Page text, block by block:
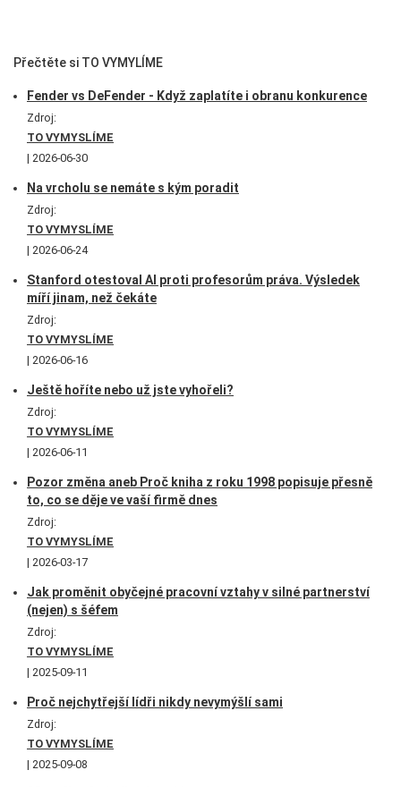
Přečtěte si TO VYMYLÍME
Fender vs DeFender - Když zaplatíte i obranu konkurence
Zdroj:
TO VYMYSLÍME
2026-06-30
Na vrcholu se nemáte s kým poradit
Zdroj:
TO VYMYSLÍME
2026-06-24
Stanford otestoval AI proti profesorům práva. Výsledek
míří jinam, než čekáte
Zdroj:
TO VYMYSLÍME
2026-06-16
Ještě hoříte nebo už jste vyhořeli?
Zdroj:
TO VYMYSLÍME
2026-06-11
Pozor změna aneb Proč kniha z roku 1998 popisuje přesně
to, co se děje ve vaší firmě dnes
Zdroj:
TO VYMYSLÍME
2026-03-17
Jak proměnit obyčejné pracovní vztahy v silné partnerství
(nejen) s šéfem
Zdroj:
TO VYMYSLÍME
2025-09-11
Proč nejchytřejší lídři nikdy nevymýšlí sami
Zdroj:
TO VYMYSLÍME
2025-09-08